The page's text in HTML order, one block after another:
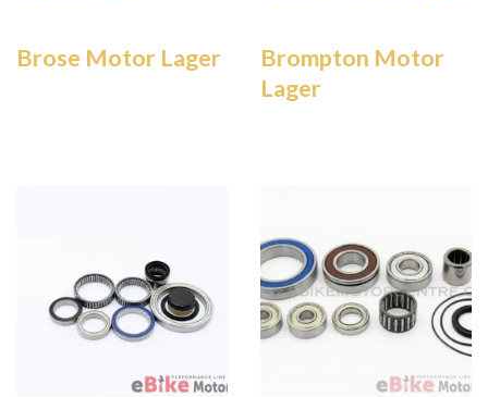
Brose Motor Lager
Brompton Motor
Lager